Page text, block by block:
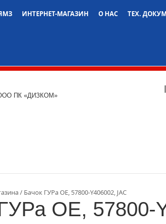
ИНТЕРНЕТ-МАГАЗИН О НАС ТЕХ.
ПК «ДИЗКОМ»
Бачок ГУРа OE, 57800-Y406002, JAC
OE, 57800-